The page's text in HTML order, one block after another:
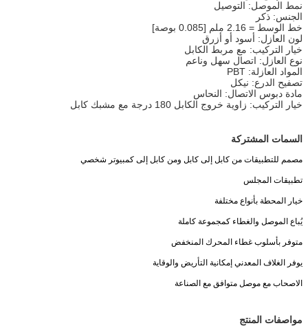
نمط الموصل: التوصيل
الجنس: ذكر
خط الوسط = 2.16 ملم [0.085 بوصة]
لون العازل: أسود أو أزرق
خيار التركيب: مع مربط الكابل
نوع العازل: اتصال سهل وناعم
المواد العازلة: PBT
تصفيح الدرع: نيكل
مادة دبوس الاتصال: النحاس
خيار التركيب: زاوية خروج الكابل 180 درجة مع مشبك كابل
السمات المشتركة
مصمم للتطبيقات من كابل إلى كابل ومن كابل إلى كمبيوتر شخصي
تطبيقات المجلس
خيار المحطة بأنواع مختلفة
يُباع الموصل والغطاء كمجموعة كاملة
متوفر بأسلوب غطاء المحرك المنخفض
يوفر الغلاف المعدني إمكانية التأريض والوقاية
الاصحاب مع موصل متوافق مع الصناعة
مواصفات المنتج